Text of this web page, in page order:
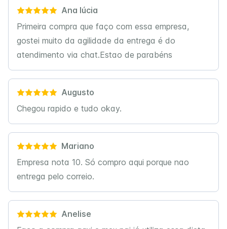
Ana lúcia
Primeira compra que faço com essa empresa,
gostei muito da agilidade da entrega é do
atendimento via chat.Estao de parabéns
Augusto
Chegou rapido e tudo okay.
Mariano
Empresa nota 10. Só compro aqui porque nao
entrega pelo correio.
Anelise